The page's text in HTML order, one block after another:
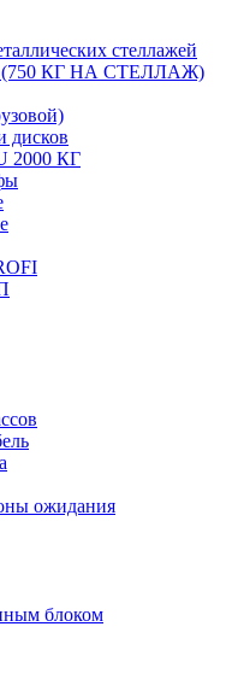
стеллажей
КГ НА СТЕЛЛАЖ)
дисков
КГ
ожидания
блоком